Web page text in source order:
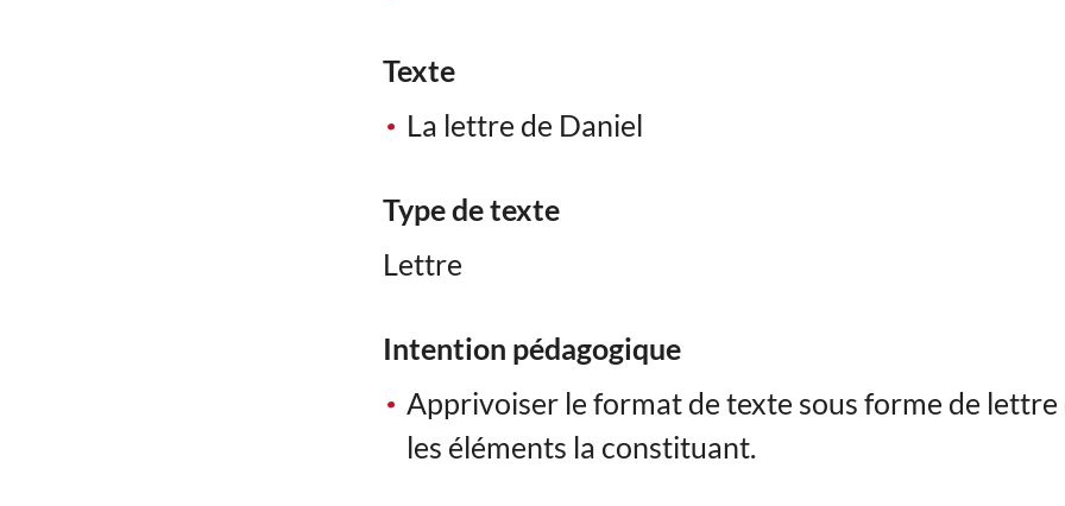
Texte
La lettre de Daniel
Type de texte
Lettre
Intention pédagogique
Apprivoiser le format de texte sous forme de lettre
les éléments la constituant.